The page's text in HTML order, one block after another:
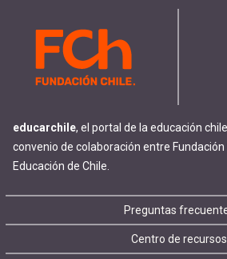
educarchile, el portal de la educación
convenio de colaboración entre Fundación
Educación de Chile.
Footer
Preguntas
Centro de recursos